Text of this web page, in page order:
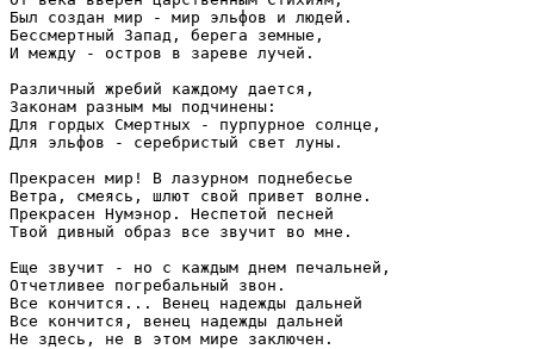
Был создан мир - мир эльфов и людей.
Бессмертный Запад, берега земные,
И между - остров в зареве лучей.
Различный жребий каждому дается,
Законам разным мы подчинены:
Для гордых Смертных - пурпурное солнце,
Для эльфов - серебристый свет луны.
Прекрасен мир! В лазурном поднебесье
Ветра, смеясь, шлют свой привет волне.
Прекрасен Нумэнор. Неспетой песней
Твой дивный образ все звучит во мне.
Еще звучит - но с каждым днем печальней,
Отчетливее погребальный звон.
Все кончится... Венец надежды дальней
Все кончится, венец надежды дальней
Не здесь, не в этом мире заключен.